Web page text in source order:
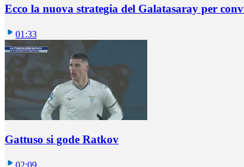
Ecco la nuova strategia del Galatasaray per
01:33
Gattuso si gode Ratkov
02:09